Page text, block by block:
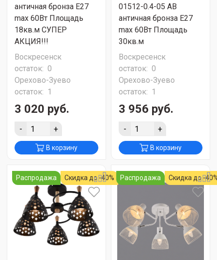
античная бронза Е27
max 60Вт Площадь
18кв.м СУПЕР
АКЦИЯ!!!
Воскресенск
остаток: 0
Орехово-Зуево
остаток: 1
3 020 руб.
- +
В корзину
01512-0.4-05 AB
античная бронза Е27
max 60Вт Площадь
30кв.м
Воскресенск
остаток: 0
Орехово-Зуево
остаток: 1
3 956 руб.
- +
В корзину
Распродажа Скидка до -40% Распродажа Скидка до -